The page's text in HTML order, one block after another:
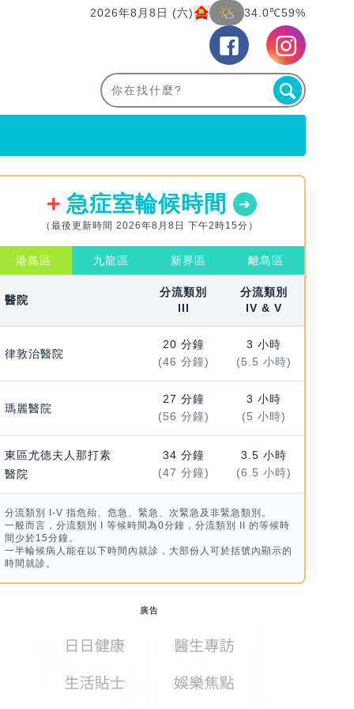
2026年8月8日 (六) 34.0℃59%
急症室輪候時間
（最後更新時間 2026年8月8日 下午2時15分）
港島區 九龍區 新界區 離島區
醫院
分流類別
III
分流類別
IV & V
律敦治醫院
20 分鐘
(46 分鐘)
3 小時
(5.5 小時)
瑪麗醫院
27 分鐘
(56 分鐘)
3 小時
(5 小時)
東區尤德夫人那打素
醫院
34 分鐘
(47 分鐘)
3.5 小時
(6.5 小時)
分流類別 I-V 指危殆、危急、緊急、次緊急及非緊急類別。
一般而言，分流類別 I 等候時間為0分鐘，分流類別 II 的等候時
間少於15分鐘。
一半輪候病人能在以下時間內就診，大部份人可於括號內顯示的
時間就診。
廣告